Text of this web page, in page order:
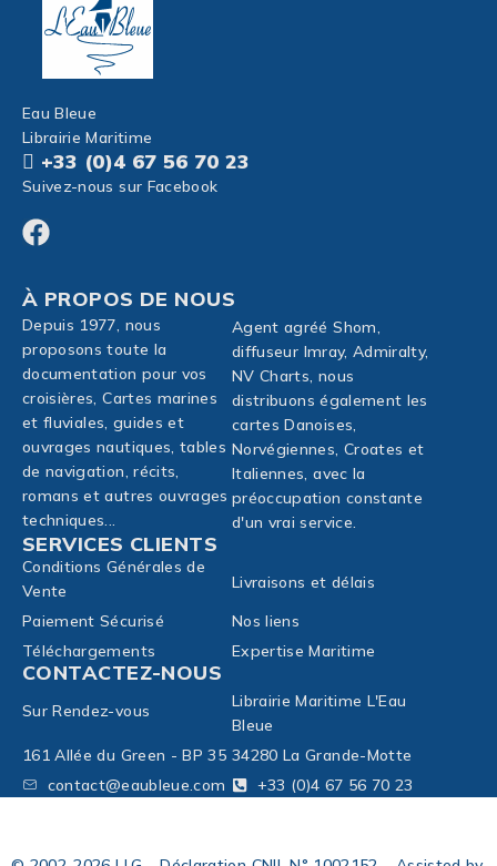
Eau Bleue
Librairie Maritime
+33 (0)4 67 56 70 23
Suivez-nous sur Facebook
À PROPOS DE NOUS
Depuis 1977, nous
proposons toute la
documentation pour vos
croisières, Cartes marines
et fluviales, guides et
ouvrages nautiques, tables
de navigation, récits,
romans et autres ouvrages
techniques...
Agent agréé Shom,
diffuseur Imray, Admiralty,
NV Charts, nous
distribuons également les
cartes Danoises,
Norvégiennes, Croates et
Italiennes, avec la
préoccupation constante
d'un vrai service.
SERVICES CLIENTS
Conditions Générales de
Vente
Livraisons et délais
Paiement Sécurisé
Nos liens
Téléchargements
Expertise Maritime
CONTACTEZ-NOUS
Sur Rendez-vous
Librairie Maritime L'Eau
Bleue
161 Allée du Green - BP 35 34280 La Grande-Motte
contact@eaubleue.com
+33 (0)4 67 56 70 23